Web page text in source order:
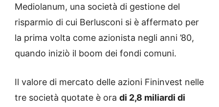
Mediolanum, una società di gestione del
risparmio di cui Berlusconi si è affermato per
la prima volta come azionista negli anni ’80,
quando iniziò il boom dei fondi comuni.
Il valore di mercato delle azioni Fininvest nelle
tre società quotate è ora di 2,8 miliardi di